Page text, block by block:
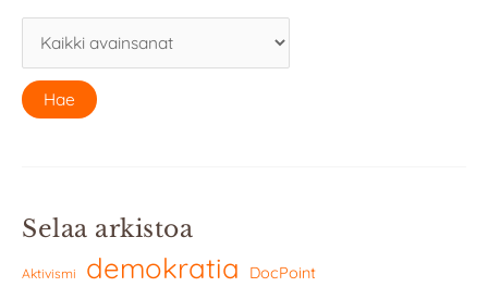
Selaa arkistoa
Aktivismi demokratia DocPoint